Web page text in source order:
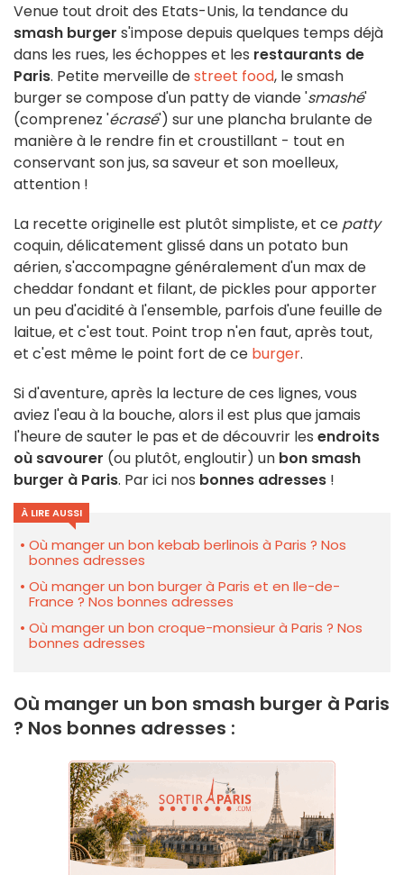
Venue tout droit des Etats-Unis, la tendance du
smash burger s'impose depuis quelques temps déjà
dans les rues, les échoppes et les restaurants de
Paris. Petite merveille destreet food, le smash
burger se compose d'un patty de viande 'smashé'
(comprenez 'écrasé') sur une plancha brulante de
manière à le rendre fin et croustillant - tout en
conservant son jus, sa saveur et son moelleux,
attention !
La recette originelle est plutôt simpliste, et ce patty
coquin, délicatement glissé dans un potato bun
aérien, s'accompagne généralement d'un max de
cheddar fondant et filant, de pickles pour apporter
un peu d'acidité à l'ensemble, parfois d'une feuille de
laitue, et c'est tout. Point trop n'en faut, après tout,
et c'est même le point fort de ce burger.
Si d'aventure, après la lecture de ces lignes, vous
aviez l'eau à la bouche, alors il est plus que jamais
l'heure de sauter le pas et de découvrir les endroits
où savourer (ou plutôt, engloutir) un bon smash
burger à Paris. Par ici nos bonnes adresses !
À LIRE AUSSI
Où manger un bon kebab berlinois à Paris ? Nos
bonnes adresses
Où manger un bon burger à Paris et en Ile-de-
France ? Nos bonnes adresses
Où manger un bon croque-monsieur à Paris ? Nos
bonnes adresses
Où manger un bon smash burger à Paris
? Nos bonnes adresses :